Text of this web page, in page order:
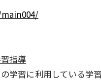
指導
学習に利用している学